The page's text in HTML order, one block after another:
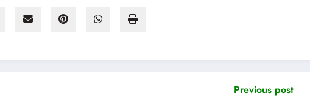
Previous post